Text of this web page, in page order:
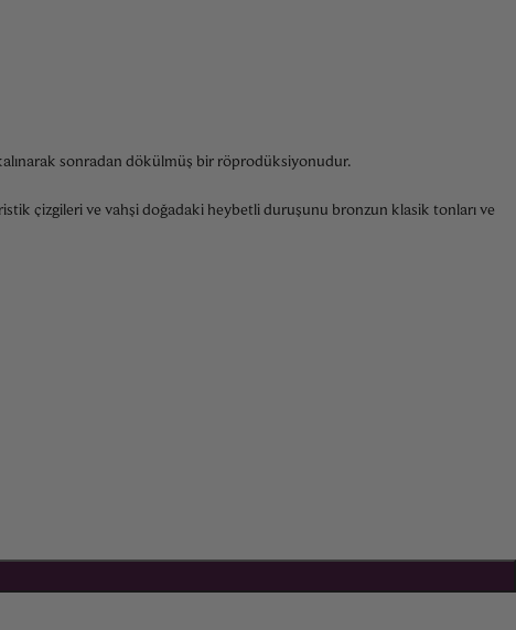
sonradan dökülmüş bir röprodüksiyonudur.
çizgileri ve vahşi doğadaki heybetli duruşunu bronzun klasik tonları ve